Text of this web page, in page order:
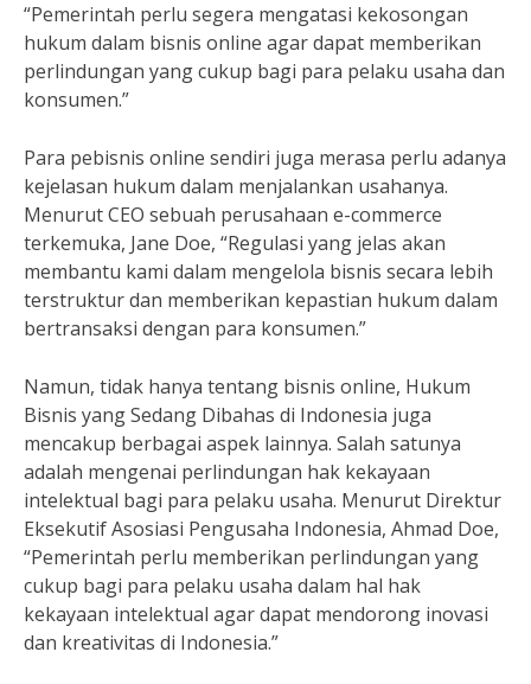
“Pemerintah perlu segera mengatasi kekosongan
hukum dalam bisnis online agar dapat memberikan
perlindungan yang cukup bagi para pelaku usaha dan
konsumen.”
Para pebisnis online sendiri juga merasa perlu adanya
kejelasan hukum dalam menjalankan usahanya.
Menurut CEO sebuah perusahaan e-commerce
terkemuka, Jane Doe, “Regulasi yang jelas akan
membantu kami dalam mengelola bisnis secara lebih
terstruktur dan memberikan kepastian hukum dalam
bertransaksi dengan para konsumen.”
Namun, tidak hanya tentang bisnis online, Hukum
Bisnis yang Sedang Dibahas di Indonesia juga
mencakup berbagai aspek lainnya. Salah satunya
adalah mengenai perlindungan hak kekayaan
intelektual bagi para pelaku usaha. Menurut Direktur
Eksekutif Asosiasi Pengusaha Indonesia, Ahmad Doe,
“Pemerintah perlu memberikan perlindungan yang
cukup bagi para pelaku usaha dalam hal hak
kekayaan intelektual agar dapat mendorong inovasi
dan kreativitas di Indonesia.”